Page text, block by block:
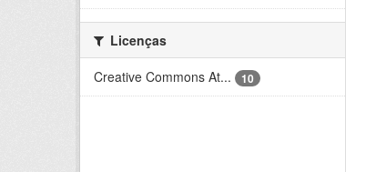
Licenças
Creative Commons At...
10